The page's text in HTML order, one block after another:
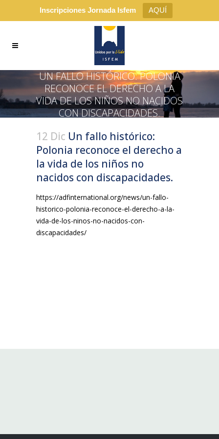
Inscripciones Jornada Isfem AQUÍ
UN FALLO HISTÓRICO: POLONIA
RECONOCE EL DERECHO A LA
VIDA DE LOS NIÑOS NO NACIDOS
CON DISCAPACIDADES.
12 Dic Un fallo histórico:
Polonia reconoce el derecho a
la vida de los niños no
nacidos con discapacidades.
https://adfinternational.org/news/un-fallo-
historico-polonia-reconoce-el-derecho-a-la-
vida-de-los-ninos-no-nacidos-con-
discapacidades/